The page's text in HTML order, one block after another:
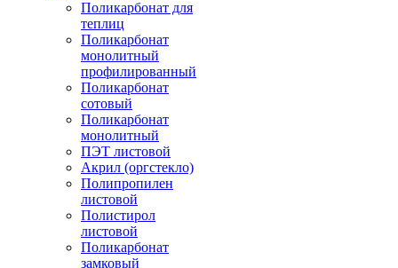
Поликарбонат для
теплиц
Поликарбонат
монолитный
профилированный
Поликарбонат
сотовый
Поликарбонат
монолитный
ПЭТ листовой
Акрил (оргстекло)
Полипропилен
листовой
Полистирол
листовой
Поликарбонат
замковый